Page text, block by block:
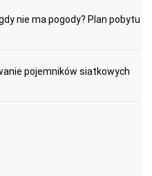
nie ma pogody? Plan pobytu
pojemników siatkowych